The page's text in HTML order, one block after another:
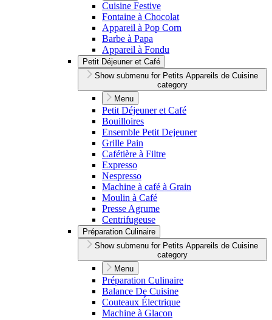
Cuisine Festive
Fontaine à Chocolat
Appareil à Pop Corn
Barbe à Papa
Appareil à Fondu
Petit Déjeuner et Café
Show submenu for Petits Appareils de Cuisine
category
Menu
Petit Déjeuner et Café
Bouilloires
Ensemble Petit Dejeuner
Grille Pain
Cafétière à Filtre
Expresso
Nespresso
Machine à café à Grain
Moulin à Café
Presse Agrume
Centrifugeuse
Préparation Culinaire
Show submenu for Petits Appareils de Cuisine
category
Menu
Préparation Culinaire
Balance De Cuisine
Couteaux Électrique
Machine à Glacon